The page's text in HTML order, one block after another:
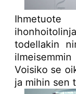
todellakin
Voisiko se
ja mihin sen